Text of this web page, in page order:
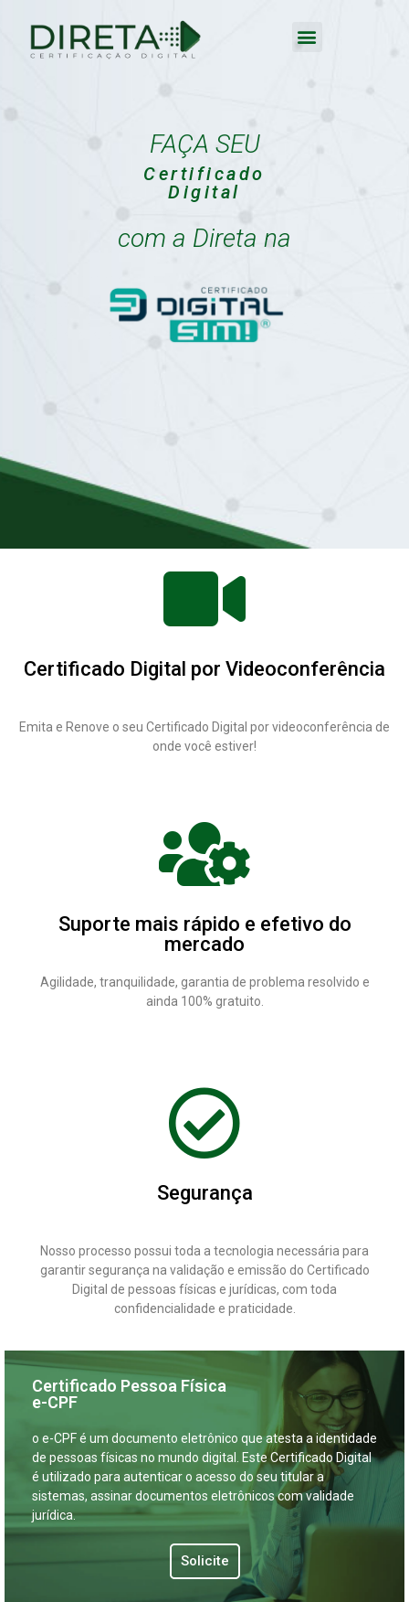
FAÇA SEU
Certificado
Digital
com a Direta na
Certificado Digital por Videoconferência
Emita e Renove o seu Certificado Digital por videoconferência de
onde você estiver!
Suporte mais rápido e efetivo do
mercado
Agilidade, tranquilidade, garantia de problema resolvido e
ainda 100% gratuito.
Segurança
Nosso processo possui toda a tecnologia necessária para
garantir segurança na validação e emissão do Certificado
Digital de pessoas físicas e jurídicas, com toda
confidencialidade e praticidade.
Certificado Pessoa Física
e-CPF
o e-CPF é um documento eletrônico que atesta a identidade
de pessoas físicas no mundo digital. Este Certificado Digital
é utilizado para autenticar o acesso do seu titular a
sistemas, assinar documentos eletrônicos com validade
jurídica.
Solicite